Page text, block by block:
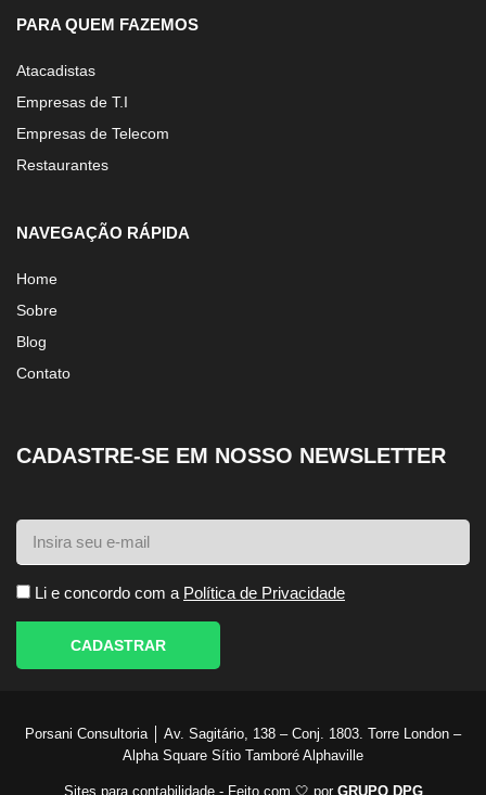
PARA QUEM FAZEMOS
Atacadistas
Empresas de T.I
Empresas de Telecom
Restaurantes
NAVEGAÇÃO RÁPIDA
Home
Sobre
Blog
Contato
CADASTRE-SE EM NOSSO NEWSLETTER
Li e concordo com a Política de Privacidade
CADASTRAR
Porsani Consultoria │ Av. Sagitário, 138 – Conj. 1803. Torre London –
Alpha Square Sítio Tamboré Alphaville
Sites para contabilidade - Feito com 🤍 por GRUPO DPG